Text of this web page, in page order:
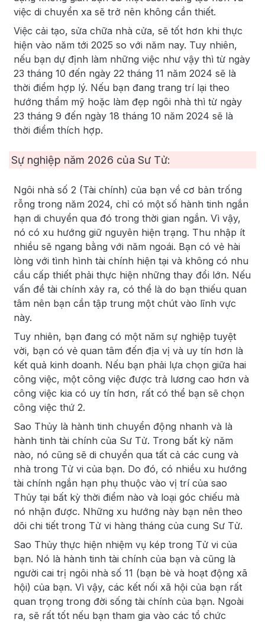
việc di chuyển xa sẽ trở nên không cần thiết.
Việc cải tạo, sửa chữa nhà cửa, sẽ tốt hơn khi thực
hiện vào năm tới 2025 so với năm nay. Tuy nhiên,
nếu bạn dự định làm những việc như vậy thì từ ngày
23 tháng 10 đến ngày 22 tháng 11 năm 2024 sẽ là
thời điểm hợp lý. Nếu bạn đang trang trí lại theo
hướng thẩm mỹ hoặc làm đẹp ngôi nhà thì từ ngày
23 tháng 9 đến ngày 18 tháng 10 năm 2024 sẽ là
thời điểm thích hợp.
Sự nghiệp năm 2026 của Sư Tử:
Ngôi nhà số 2 (Tài chính) của bạn về cơ bản trống
rỗng trong năm 2024, chỉ có một số hành tinh ngắn
hạn di chuyển qua đó trong thời gian ngắn. Vì vậy,
nó có xu hướng giữ nguyên hiện trạng. Thu nhập ít
nhiều sẽ ngang bằng với năm ngoái. Bạn có vẻ hài
lòng với tình hình tài chính hiện tại và không có nhu
cầu cấp thiết phải thực hiện những thay đổi lớn. Nếu
vấn đề tài chính xảy ra, có thể là do bạn thiếu quan
tâm nên bạn cần tập trung một chút vào lĩnh vực
này.
Tuy nhiên, bạn đang có một năm sự nghiệp tuyệt
vời, bạn có vẻ quan tâm đến địa vị và uy tín hơn là
kết quả kinh doanh. Nếu bạn phải lựa chọn giữa hai
công việc, một công việc được trả lương cao hơn và
công việc kia có uy tín hơn, rất có thể bạn sẽ chọn
công việc thứ 2.
Sao Thủy là hành tinh chuyển động nhanh và là
hành tinh tài chính của Sư Tử. Trong bất kỳ năm
nào, nó cũng sẽ di chuyển qua tất cả các cung và
nhà trong Tử vi của bạn. Do đó, có nhiều xu hướng
tài chính ngắn hạn phụ thuộc vào vị trí của sao
Thủy tại bất kỳ thời điểm nào và loại góc chiếu mà
nó nhận được. Những xu hướng này bạn nên theo
dõi chi tiết trong Tử vi hàng tháng của cung Sư Tử.
Sao Thủy thực hiện nhiệm vụ kép trong Tử vi của
bạn. Nó là hành tinh tài chính của bạn và cũng là
người cai trị ngôi nhà số 11 (bạn bè và hoạt động xã
hội) của bạn. Vì vậy, các kết nối xã hội của bạn rất
quan trọng trong đời sống tài chính của bạn. Ngoài
ra, sẽ rất tốt nếu bạn tham gia vào các tổ chức